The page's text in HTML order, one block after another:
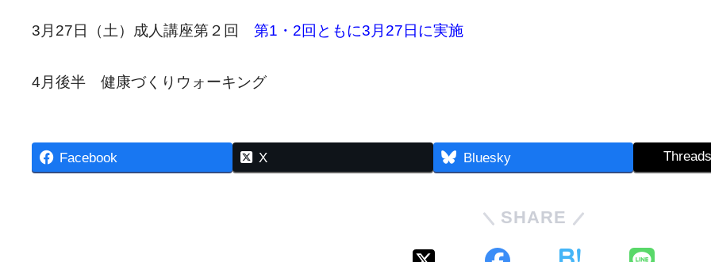
3月27日（土）成人講座第２回 第1・2回ともに3月27日に実施
4月後半 健康づくりウォーキング
Facebook X Bluesky Threads
SHARE